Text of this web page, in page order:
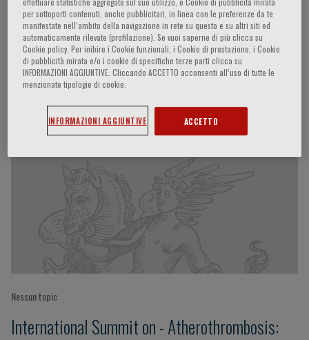
Garrett FitzGerald
Partecipazioni del relatore
Nessun topic
International Summit on - Atherothrombosis:
per sottoporti contenuti, anche pubblicitari, in linea con le preferenze da te
manifestate nell‘ambito della navigazione in rete su questo e su altri siti ed
automaticamente rilevate (profilazione). Se vuoi saperne di più clicca su
Cookie policy. Per inibire i Cookie funzionali, i Cookie di prestazione, i Cookie
di pubblicità mirata e/o i cookie di specifiche terze parti clicca su
INFORMAZIONI AGGIUNTIVE. Cliccando ACCETTO acconsenti all’uso di tutte le
menzionate tipologie di cookie.
INFORMAZIONI AGGIUNTIVE ACCETTO